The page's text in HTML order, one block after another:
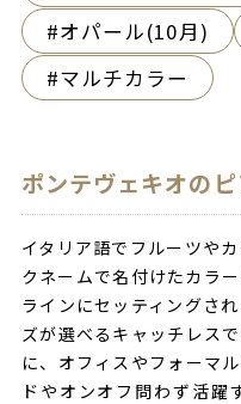
オパール(10月)
マルチカラー
ポンテヴェキオの
イタリア語でフルーツや
クネームで名付けたカラ
ラインにセッティングさ
ズが選べるキャッチレス
に、オフィスやフォーマ
ドやオンオフ問わず活躍